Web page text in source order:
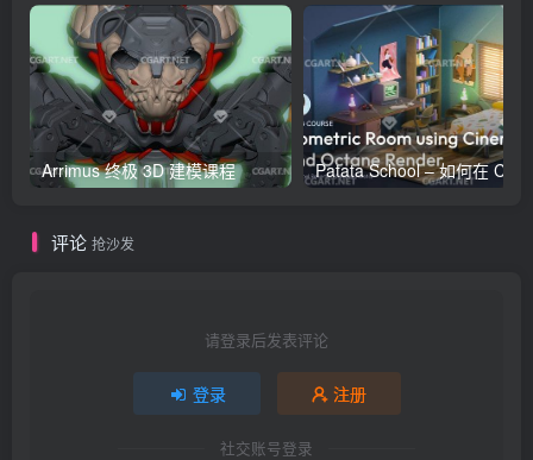
Arrimus 终极 3D 建模课程
评论 抢沙发
请登录后发表评论
登录 注册
社交账号登录